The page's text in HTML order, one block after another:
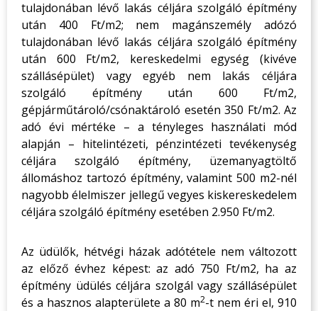
tulajdonában lévő lakás céljára szolgáló építmény
után 400 Ft/m2; nem magánszemély adózó
tulajdonában lévő lakás céljára szolgáló építmény
után 600 Ft/m2, kereskedelmi egység (kivéve
szállásépület) vagy egyéb nem lakás céljára
szolgáló építmény után 600 Ft/m2,
gépjárműtároló/csónaktároló esetén 350 Ft/m2. Az
adó évi mértéke – a tényleges használati mód
alapján – hitelintézeti, pénzintézeti tevékenység
céljára szolgáló építmény, üzemanyagtöltő
állomáshoz tartozó építmény, valamint 500 m2-nél
nagyobb élelmiszer jellegű vegyes kiskereskedelem
céljára szolgáló építmény esetében 2.950 Ft/m2.
Az üdülők, hétvégi házak adótétele nem változott
az előző évhez képest: az adó 750 Ft/m2, ha az
építmény üdülés céljára szolgál vagy szállásépület
és a hasznos alapterülete a 80 m2-t nem éri el, 910